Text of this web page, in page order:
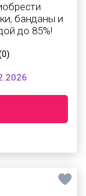
банданы и
до 85%!